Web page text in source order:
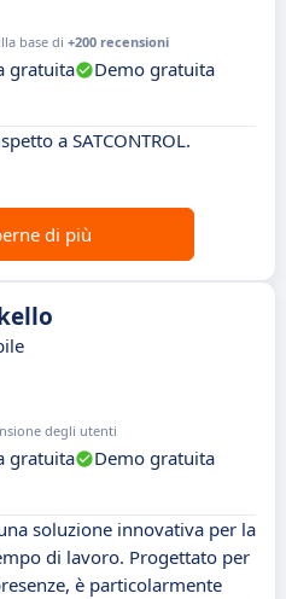
base di +200 recensioni
gratuita
Demo gratuita
a SATCONTROL.
di più
degli utenti
gratuita
Demo gratuita
soluzione innovativa per la
di lavoro. Progettato per
è particolarmente